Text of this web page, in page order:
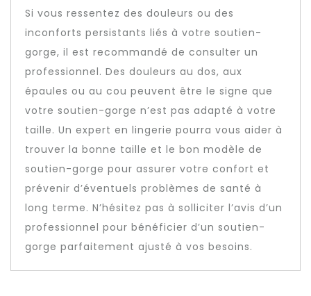
Si vous ressentez des douleurs ou des
inconforts persistants liés à votre soutien-
gorge, il est recommandé de consulter un
professionnel. Des douleurs au dos, aux
épaules ou au cou peuvent être le signe que
votre soutien-gorge n’est pas adapté à votre
taille. Un expert en lingerie pourra vous aider à
trouver la bonne taille et le bon modèle de
soutien-gorge pour assurer votre confort et
prévenir d’éventuels problèmes de santé à
long terme. N’hésitez pas à solliciter l’avis d’un
professionnel pour bénéficier d’un soutien-
gorge parfaitement ajusté à vos besoins.